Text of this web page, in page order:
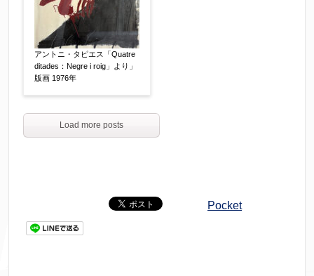
アントニ・タピエス「Quatre
ditades：Negre i roig」より」
版画 1976年
Load more posts
Pocket